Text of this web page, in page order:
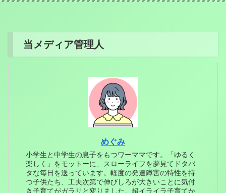
当メディア管理人
めぐみ
小学生と中学生の息子をもつワーママです。「ゆるく
楽しく」をモットーに、スローライフを夢見てドタバ
タな毎日を送っています。軽度の発達障害の特性を持
つ子供たち、工夫次第で伸びしろが大きいことに気付
き子育てがガラリと変りました。超イライラ子育てか